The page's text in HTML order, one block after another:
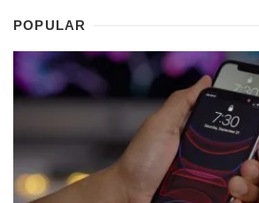
POPULAR